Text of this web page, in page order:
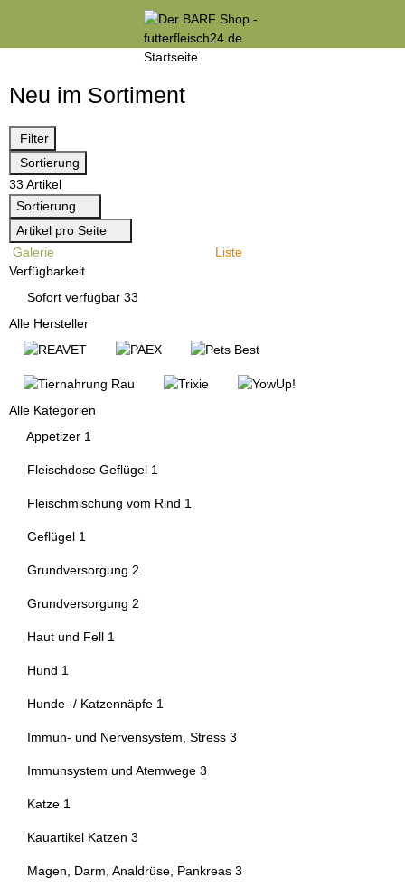
Neu im Sortiment
Filter
Sortierung
33 Artikel
Sortierung
Artikel pro Seite
Galerie
Liste
Verfügbarkeit
Sofort verfügbar 33
Alle Hersteller
Alle Kategorien
Appetizer 1
Fleischdose Geflügel 1
Fleischmischung vom Rind 1
Geflügel 1
Grundversorgung 2
Grundversorgung 2
Haut und Fell 1
Hund 1
Hunde- / Katzennäpfe 1
Immun- und Nervensystem, Stress 3
Immunsystem und Atemwege 3
Katze 1
Kauartikel Katzen 3
Magen, Darm, Analdrüse, Pankreas 3